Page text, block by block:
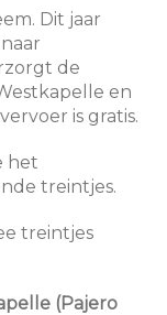
Dit jaar
de
en
is gratis.
het
treintjes.
treintjes
(Pajero